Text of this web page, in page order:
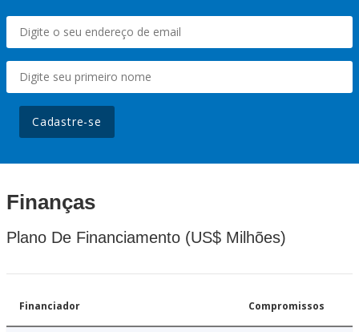
Cadastre-se
Finanças
Plano De Financiamento (US$ Milhões)
Financiador Compromissos